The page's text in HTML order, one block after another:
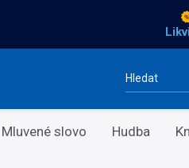
Mluvené slovo Hudba